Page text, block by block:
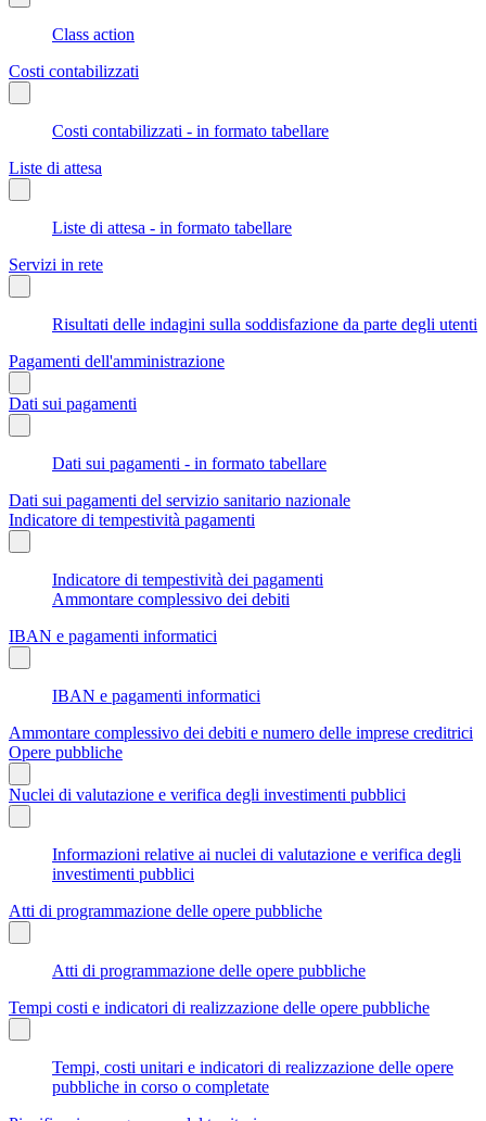
Class action
Costi contabilizzati
Costi contabilizzati - in formato tabellare
Liste di attesa
Liste di attesa - in formato tabellare
Servizi in rete
Risultati delle indagini sulla soddisfazione da parte degli utenti
Pagamenti dell'amministrazione
Dati sui pagamenti
Dati sui pagamenti - in formato tabellare
Dati sui pagamenti del servizio sanitario nazionale
Indicatore di tempestività pagamenti
Indicatore di tempestività dei pagamenti
Ammontare complessivo dei debiti
IBAN e pagamenti informatici
IBAN e pagamenti informatici
Ammontare complessivo dei debiti e numero delle imprese creditrici
Opere pubbliche
Nuclei di valutazione e verifica degli investimenti pubblici
Informazioni relative ai nuclei di valutazione e verifica degli
investimenti pubblici
Atti di programmazione delle opere pubbliche
Atti di programmazione delle opere pubbliche
Tempi costi e indicatori di realizzazione delle opere pubbliche
Tempi, costi unitari e indicatori di realizzazione delle opere
pubbliche in corso o completate